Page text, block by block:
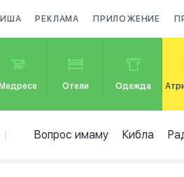
РЕКЛАМА ПРИЛОЖЕНИЕ
Медресе Отели Одежда
Вопрос имаму Кибла